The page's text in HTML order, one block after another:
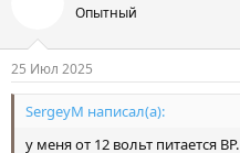
:
Опытный
25 Июл 2025
SergeyM написал(а):
у меня от 12 вольт питается ВР.